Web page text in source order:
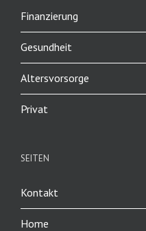
Finanzierung
Gesundheit
Altersvorsorge
Privat
SEITEN
Kontakt
Home